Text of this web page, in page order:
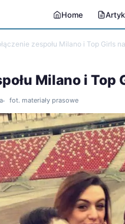
Home
zespołu Milano i Top Girls
Milano i
fot. materiały prasowe